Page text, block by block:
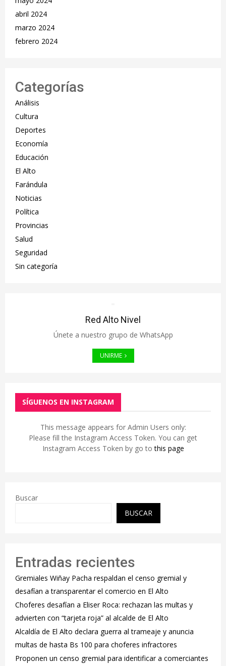
abril 2024
marzo 2024
febrero 2024
Categorías
Análisis
Cultura
Deportes
Economía
Educación
El Alto
Farándula
Noticias
Política
Provincias
Salud
Seguridad
Sin categoría
Red Alto Nivel
Únete a nuestro grupo de WhatsApp
UNIRME
SÍGUENOS EN INSTAGRAM
This message appears for Admin Users only:
Please fill the Instagram Access Token. You can get
Instagram Access Token by go tothis page
Buscar
BUSCAR
Entradas recientes
Gremiales Wiñay Pacha respaldan el censo gremial y
desafían a transparentar el comercio en El Alto
Choferes desafían a Eliser Roca: rechazan las multas y
advierten con “tarjeta roja” al alcalde de El Alto
‎Alcaldía de El Alto declara guerra al trameaje y anuncia
multas de hasta Bs 100 para choferes infractores
Proponen un censo gremial para identificar a comerciantes